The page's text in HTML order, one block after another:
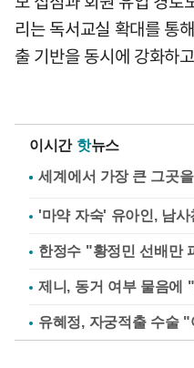
리는 독서교실 확대를 통
출 기반을 동시에 강화하
이시간 핫뉴스
'마약 자숙' 유아인, 남
한정수 "황정민 선배만
제니, 동거 여부 물음에
유혜정, 자궁적출 수술